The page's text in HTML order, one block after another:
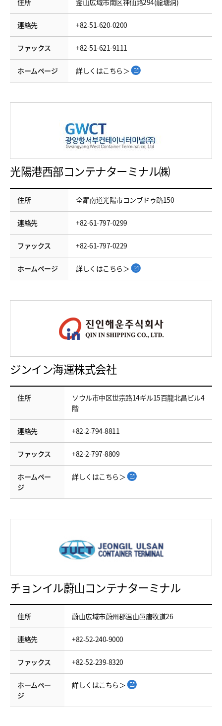
住所 釜山広域市南区神仙路294(龍塘洞)
連絡先 +82-51-620-0200
ファックス +82-51-621-9111
ホームページ 詳しくはこちら＞
光陽港西部コンテナターミナル㈱
住所 全羅南道光陽市コンブドゥ路150
連絡先 +82-61-797-0299
ファックス +82-61-797-0229
ホームページ 詳しくはこちら＞
ジンイン海運株式会社
住所
ソウル市中区世宗路14ギル15百龍北昌ビル4
階
連絡先 +82-2-794-8811
ファックス +82-2-797-8809
ホームペー
ジ
詳しくはこちら＞
チョンイル蔚山コンテナターミナル
住所 蔚山広域市蔚州郡温山邑唐牧道26
連絡先 +82-52-240-9000
ファックス +82-52-239-8320
ホームペー
ジ
詳しくはこちら＞